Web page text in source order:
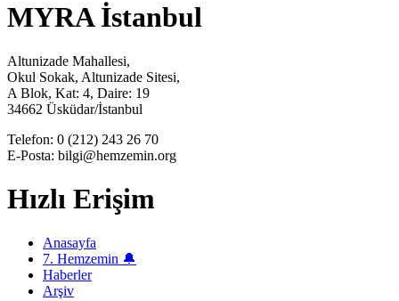
MYRA İstanbul
Altunizade Mahallesi,
Okul Sokak, Altunizade Sitesi,
A Blok, Kat: 4, Daire: 19
34662 Üsküdar/İstanbul
Telefon: 0 (212) 243 26 70
E-Posta: bilgi@hemzemin.org
Hızlı Erişim
Anasayfa
7. Hemzemin 🔔
Haberler
Arşiv